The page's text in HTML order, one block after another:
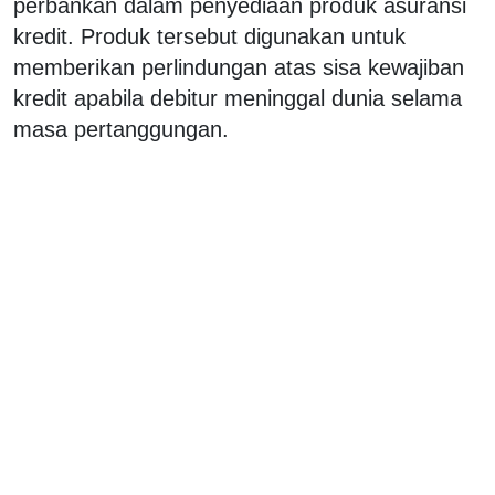
perbankan dalam penyediaan produk asuransi
kredit. Produk tersebut digunakan untuk
memberikan perlindungan atas sisa kewajiban
kredit apabila debitur meninggal dunia selama
masa pertanggungan.